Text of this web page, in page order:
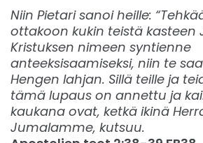
Niin Pietari sanoi heille:
ottakoon kukin teistä kasteen
Kristuksen nimeen syntienne
anteeksisaamiseksi, niin te
Hengen lahjan. Sillä teille ja
tämä lupaus on annettu ja
kaukana ovat, ketkä ikinä
Jumalamme, kutsuu.